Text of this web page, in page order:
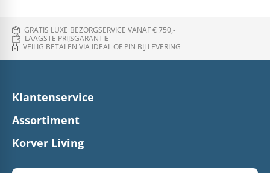
GRATIS LUXE BEZORGSERVICE VANAF € 750,-
LAAGSTE PRIJSGARANTIE
VEILIG BETALEN VIA IDEAL OF PIN BIJ LEVERING
Klantenservice
Assortiment
Korver Living